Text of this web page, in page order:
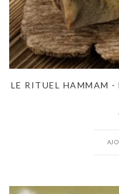
LE RITUEL HAMMAM